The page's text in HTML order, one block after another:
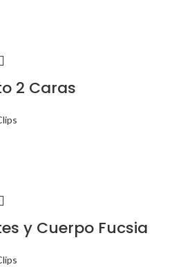
2 Caras
y Cuerpo Fucsia